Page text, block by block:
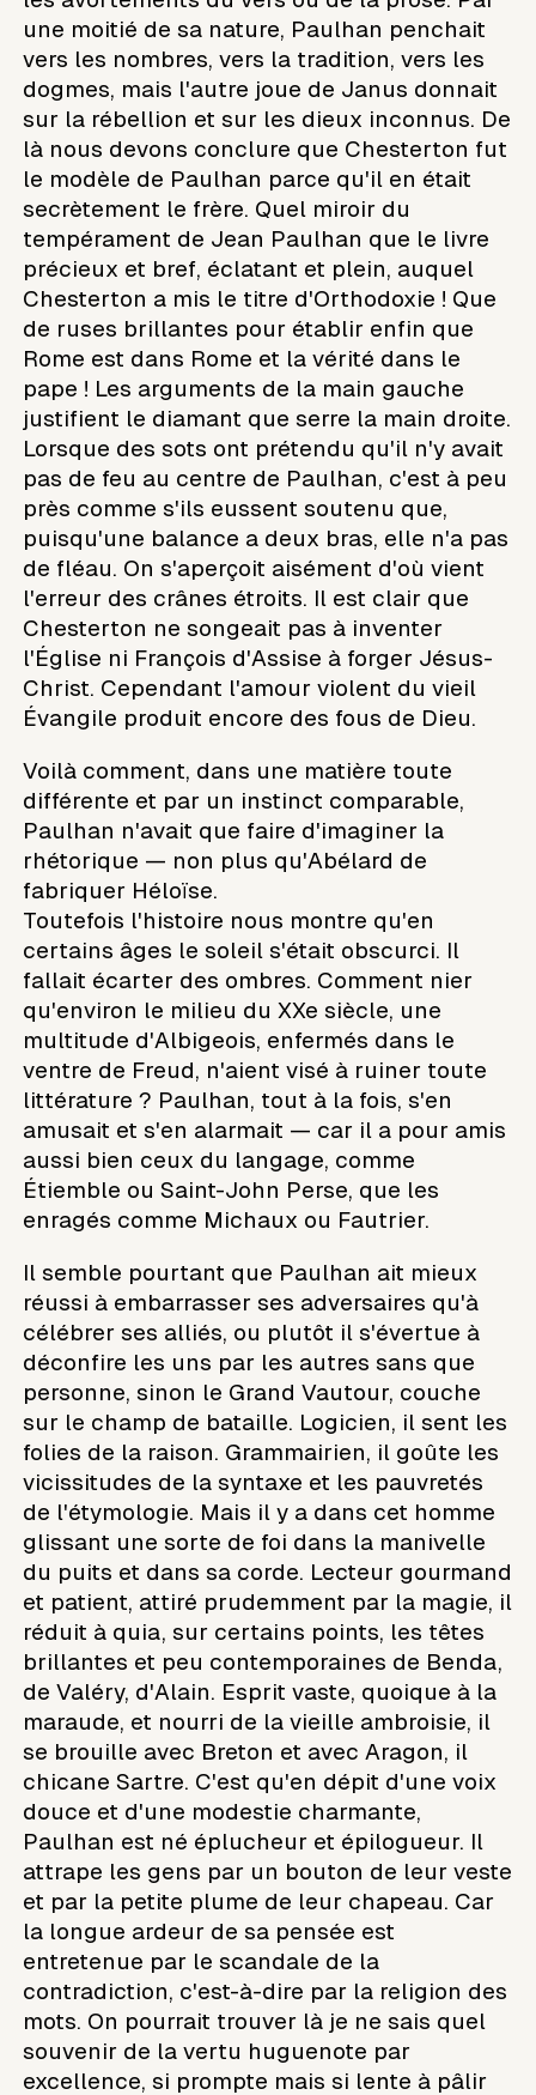
une moitié de sa nature, Paulhan penchait
vers les nombres, vers la tradition, vers les
dogmes, mais l'autre joue de Janus donnait
sur la rébellion et sur les dieux inconnus. De
là nous devons conclure que Chesterton fut
le modèle de Paulhan parce qu'il en était
secrètement le frère. Quel miroir du
tempérament de Jean Paulhan que le livre
précieux et bref, éclatant et plein, auquel
Chesterton a mis le titre d'Orthodoxie ! Que
de ruses brillantes pour établir enfin que
Rome est dans Rome et la vérité dans le
pape ! Les arguments de la main gauche
justifient le diamant que serre la main droite.
Lorsque des sots ont prétendu qu'il n'y avait
pas de feu au centre de Paulhan, c'est à peu
près comme s'ils eussent soutenu que,
puisqu'une balance a deux bras, elle n'a pas
de fléau. On s'aperçoit aisément d'où vient
l'erreur des crânes étroits. Il est clair que
Chesterton ne songeait pas à inventer
l'Église ni François d'Assise à forger Jésus-
Christ. Cependant l'amour violent du vieil
Évangile produit encore des fous de Dieu.
Voilà comment, dans une matière toute
différente et par un instinct comparable,
Paulhan n'avait que faire d'imaginer la
rhétorique — non plus qu'Abélard de
fabriquer Héloïse.
Toutefois l'histoire nous montre qu'en
certains âges le soleil s'était obscurci. Il
fallait écarter des ombres. Comment nier
qu'environ le milieu du XXe siècle, une
multitude d'Albigeois, enfermés dans le
ventre de Freud, n'aient visé à ruiner toute
littérature ? Paulhan, tout à la fois, s'en
amusait et s'en alarmait — car il a pour amis
aussi bien ceux du langage, comme
Étiemble ou Saint-John Perse, que les
enragés comme Michaux ou Fautrier.
Il semble pourtant que Paulhan ait mieux
réussi à embarrasser ses adversaires qu'à
célébrer ses alliés, ou plutôt il s'évertue à
déconfire les uns par les autres sans que
personne, sinon le Grand Vautour, couche
sur le champ de bataille. Logicien, il sent les
folies de la raison. Grammairien, il goûte les
vicissitudes de la syntaxe et les pauvretés
de l'étymologie. Mais il y a dans cet homme
glissant une sorte de foi dans la manivelle
du puits et dans sa corde. Lecteur gourmand
et patient, attiré prudemment par la magie, il
réduit à quia, sur certains points, les têtes
brillantes et peu contemporaines de Benda,
de Valéry, d'Alain. Esprit vaste, quoique à la
maraude, et nourri de la vieille ambroisie, il
se brouille avec Breton et avec Aragon, il
chicane Sartre. C'est qu'en dépit d'une voix
douce et d'une modestie charmante,
Paulhan est né éplucheur et épilogueur. Il
attrape les gens par un bouton de leur veste
et par la petite plume de leur chapeau. Car
la longue ardeur de sa pensée est
entretenue par le scandale de la
contradiction, c'est-à-dire par la religion des
mots. On pourrait trouver là je ne sais quel
souvenir de la vertu huguenote par
excellence, si prompte mais si lente à pâlir